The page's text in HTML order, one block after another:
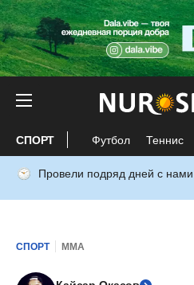
СПОРТ Футбол Теннис
Провели подряд дней с нами
СПОРТ ММА